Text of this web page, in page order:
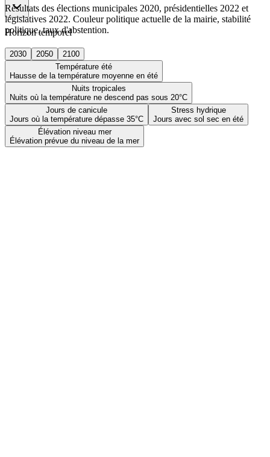
Horizon temporel
2030 2050
2100
Température été
Hausse de la température moyenne en été
Nuits tropicales
Nuits où la température ne descend pas sous 20°C
Jours de canicule
Jours où la température dépasse 35°C
Stress hydrique
Jours avec sol sec en été
Élévation niveau mer
Élévation prévue du niveau de la mer
Résultats des élections municipales 2020, présidentielles 2022 et
législatives 2022. Couleur politique actuelle de la mairie, stabilité
politique, taux d'abstention.